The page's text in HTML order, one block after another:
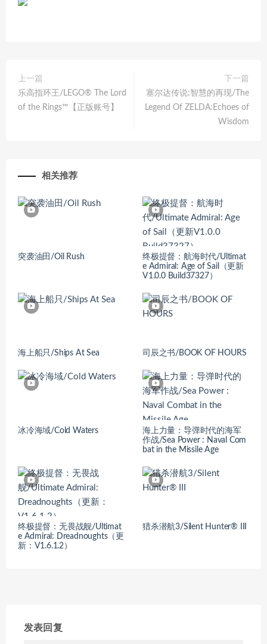
上一篇
乐高指环王/LEGO® The Lord
of the Rings™【正版账号】
下一篇
塞尔达传说:智慧的再现/The
Legend Of ZELDA:Echoes of
Wisdom
相关推荐
突袭油田/Oil Rush
终极提督：航海时代/Ultimat
e Admiral: Age of Sail（更新
V1.0.0 Build37327）
海上船只/Ships At Sea 司辰之书/BOOK OF HOURS
冰冷海域/Cold Waters
海上力量：导弹时代的海军
作战/Sea Power : Naval Com
bat in the Missile Age
终极提督：无畏战舰/Ultimat
e Admiral: Dreadnoughts（更
新：V1.6.1.2）
猎杀潜航3/Silent Hunter® III
发表回复